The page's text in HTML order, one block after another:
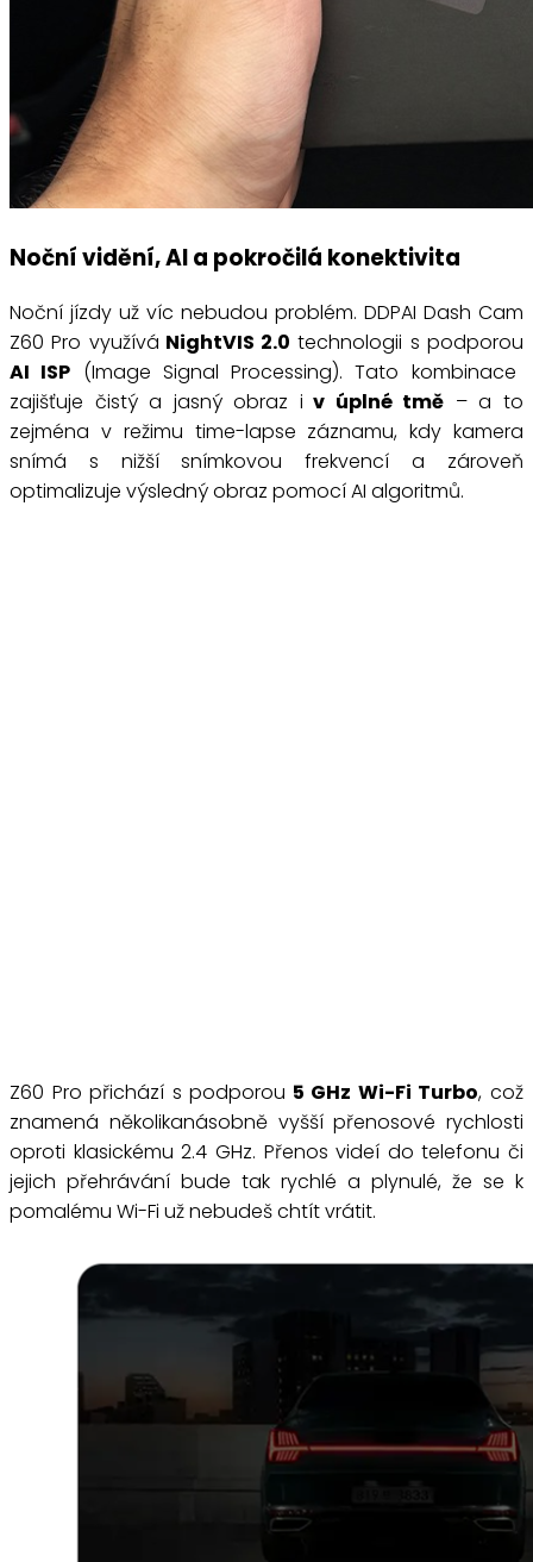
Noční vidění, AI a pokročilá konektivita
Noční jízdy už víc nebudou problém. DDPAI Dash Cam
Z60 Pro využívá NightVIS 2.0 technologii s podporou
AI ISP (Image Signal Processing). Tato kombinace
zajišťuje čistý a jasný obraz i v úplné tmě – a to
zejména v režimu time-lapse záznamu, kdy kamera
snímá s nižší snímkovou frekvencí a zároveň
optimalizuje výsledný obraz pomocí AI algoritmů.
Z60 Pro přichází s podporou 5 GHz Wi-Fi Turbo, což
znamená několikanásobně vyšší přenosové rychlosti
oproti klasickému 2.4 GHz. Přenos videí do telefonu či
jejich přehrávání bude tak rychlé a plynulé, že se k
pomalému Wi-Fi už nebudeš chtít vrátit.